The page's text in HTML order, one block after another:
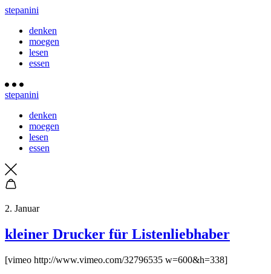
stepanini
denken
moegen
lesen
essen
stepanini
denken
moegen
lesen
essen
2. Januar
kleiner Drucker für Listenliebhaber
[vimeo http://www.vimeo.com/32796535 w=600&h=338]